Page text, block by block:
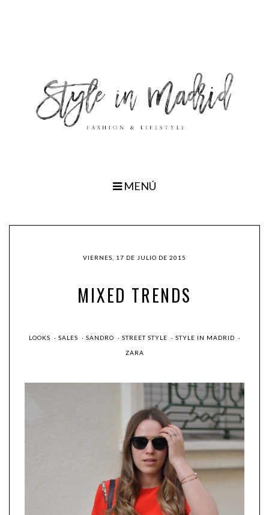
MENÚ
VIERNES, 17 DE JULIO DE 2015
MIXED TRENDS
LOOKS · SALES · SANDRO · STREET STYLE · STYLE IN MADRID ·
ZARA